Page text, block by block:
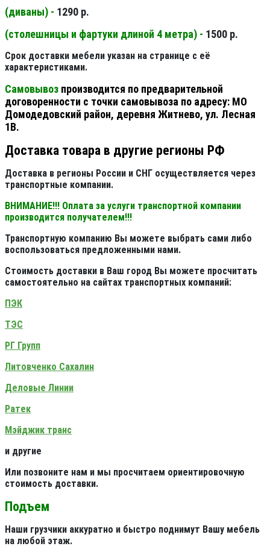
(диваны) - 1290 р.
(столешницы и фартуки длиной 4 метра) - 1500 р.
Срок доставки мебели указан на странице с её
характеристиками.
Самовывоз производится по предварительной
договоренности с точки самовывоза по адресу: МО
Домодедовский район, деревня Житнево, ул. Лесная
1В.
Доставка товара в другие регионы РФ
Доставка в регионы России и СНГ осуществляется через
транспортные компании.
ВНИМАНИЕ!!! Оплата за услуги транспортной компании
производится получателем!!!
Транспортную компанию Вы можете выбрать сами либо
воспользоваться предложенными нами.
Стоимость доставки в Ваш город Вы можете просчитать
самостоятельно на сайтах транспортных компаний:
ПЭК
ТЭС
РГ Групп
Литовченко Сахалин
Деловые Линии
Ратек
Мэйджик транс
и другие
Или позвоните нам и мы просчитаем ориентировочную
стоимость доставки.
Подъем
Наши грузчики аккуратно и быстро поднимут Вашу мебель
на любой этаж.